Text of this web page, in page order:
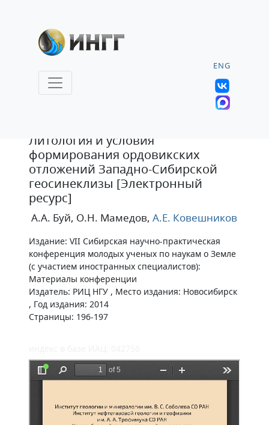
ENG
Литология и условия
формирования ордовикских
отложений Западно-Сибирской
геосинеклизы [Электронный
ресурс]
А.А. Буй, О.Н. Мамедов, А.Е. Ковешников
Издание: VII Сибирская научно-практическая
конференция молодых ученых по наукам о Земле
(с участием иностранных специалистов):
Материалы конференции
Издатель: РИЦ НГУ , Место издания: Новосибирск
, Год издания: 2014
Страницы: 196-197